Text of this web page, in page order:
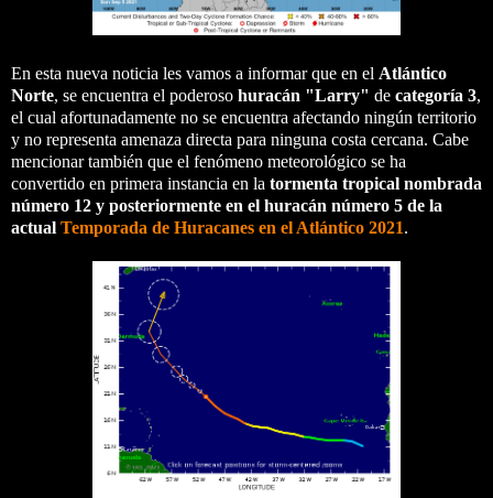
En esta nueva noticia les vamos a informar que en el Atlántico
Norte, se encuentra el poderoso huracán "Larry" de categoría 3,
el cual afortunadamente no se encuentra afectando ningún territorio
y no representa amenaza directa para ninguna costa cercana. Cabe
mencionar también que el fenómeno meteorológico se ha
convertido en primera instancia en la tormenta tropical nombrada
número 12 y posteriormente en el huracán número 5 de la
actual Temporada de Huracanes en el Atlántico 2021.